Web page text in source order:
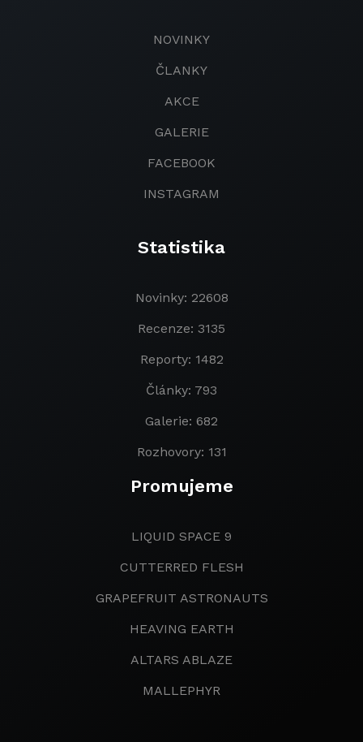
NOVINKY
ČLANKY
AKCE
GALERIE
FACEBOOK
INSTAGRAM
Statistika
Novinky: 22608
Recenze: 3135
Reporty: 1482
Články: 793
Galerie: 682
Rozhovory: 131
Promujeme
LIQUID SPACE 9
CUTTERRED FLESH
GRAPEFRUIT ASTRONAUTS
HEAVING EARTH
ALTARS ABLAZE
MALLEPHYR